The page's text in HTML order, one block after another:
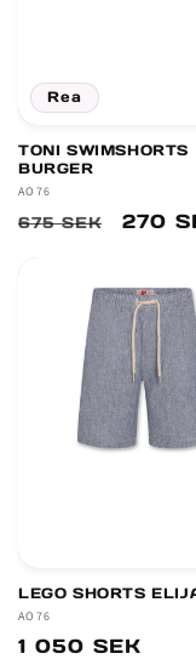
Rea
TONI SWIMSHORTS
BURGER
Säljare:
AO76
Ordinarie
675 SEK 270
LEGO SHORTS
Säljare:
AO76
Ordinarie
1 050 SEK